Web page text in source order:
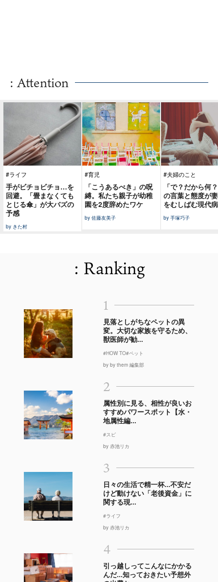
: Attention
#ライフ
手がビチョビチョ…を
回避。「畳まなくても
とじる傘」が大バズの
予感
by きた村
#育児
「こうあるべき」の呪
縛。私たち親子が幼稚
園を2度辞めたワケ
by 佐藤友美子
#夫婦のこと
「で？だから何
の言葉と態度が
をむしばむ現代病
by 手塚巧子
: Ranking
1
見落としがちなペットの異
変。大切な家族を守るため、
獣医師が勧...
#HOW TO#ペット
by by them 編集部
2
属性別に見る、相性が良いお
すすめパワースポット【水・
地属性編...
#スピ
by 赤池リカ
3
日々の生活で精一杯…不安だ
けど動けない「老後資金」に
関する現...
#ライフ
by 赤池リカ
4
引っ越しってこんなにかかる
んだ…知っておきたい予想外